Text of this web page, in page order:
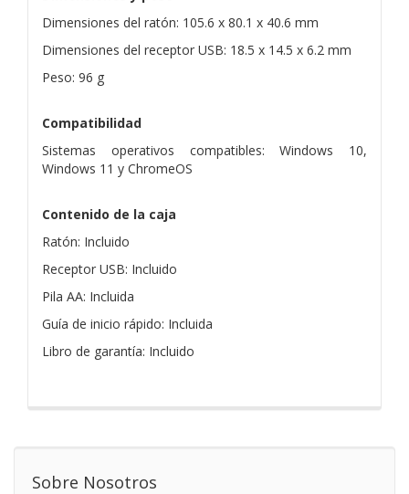
Dimensiones del ratón: 105.6 x 80.1 x 40.6 mm
Dimensiones del receptor USB: 18.5 x 14.5 x 6.2 mm
Peso: 96 g
Compatibilidad
Sistemas operativos compatibles: Windows 10,
Windows 11 y ChromeOS
Contenido de la caja
Ratón: Incluido
Receptor USB: Incluido
Pila AA: Incluida
Guía de inicio rápido: Incluida
Libro de garantía: Incluido
Sobre Nosotros